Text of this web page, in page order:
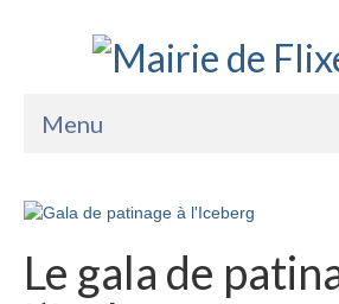
Menu
Vie Pratique
Le gala de